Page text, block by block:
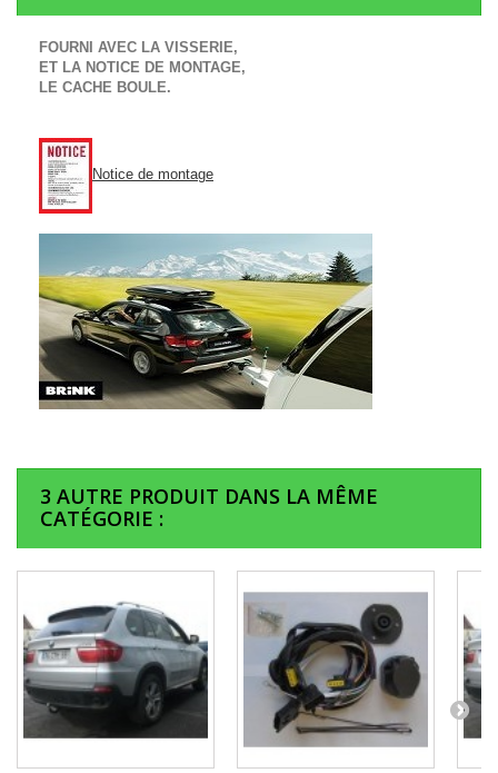
FOURNI AVEC LA VISSERIE,
ET LA NOTICE DE MONTAGE,
LE CACHE BOULE.
Notice de montage
3 AUTRE PRODUIT DANS LA MÊME
CATÉGORIE :